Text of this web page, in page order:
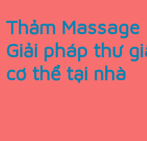
Thảm
Giải pháp thư
cơ thể tại nhà